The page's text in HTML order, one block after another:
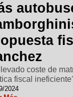
coste de
fiscal
2024